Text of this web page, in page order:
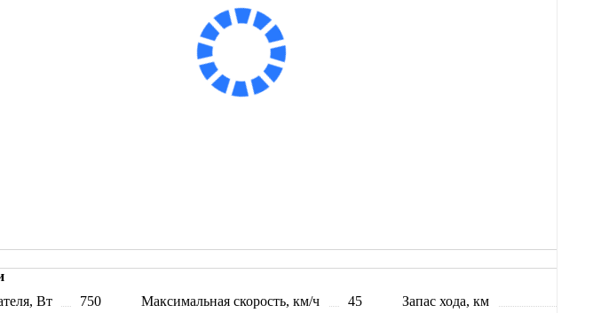
Вт
750 Максимальная скорость, км/ч 45 Запас хода, км